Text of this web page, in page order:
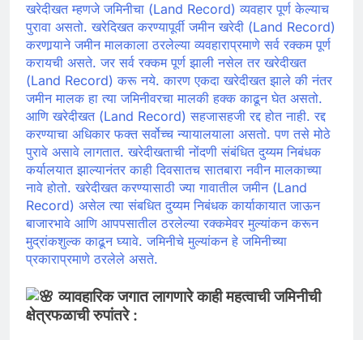
खरेदीखत म्हणजे जमिनीचा (Land Record) व्यवहार पूर्ण केल्याच
पुरावा असतो. खरेदिखत करण्यापूर्वी जमीन खरेदी (Land Record)
करणार्याने जमीन मालकाला ठरलेल्या व्यवहाराप्रमाणे सर्व रक्कम पूर्ण
करायची असते. जर सर्व रक्कम पूर्ण झाली नसेल तर खरेदीखत
(Land Record) करू नये. कारण एकदा खरेदीखत झाले की नंतर
जमीन मालक हा त्या जमिनीवरचा मालकी हक्क काढून घेत असतो.
आणि खरेदीखत (Land Record) सहजासहजी रद्द होत नाही. रद्द
करण्याचा अधिकार फक्त सर्वोच्च न्यायालयाला असतो. पण तसे मोठे
पुरावे असावे लागतात. खरेदीखताची नोंदणी संबंधित दुय्यम निबंधक
कर्यालयात झाल्यानंतर काही दिवसातच सातबारा नवीन मालकाच्या
नावे होतो. खरेदीखत करण्यासाठी ज्या गावातील जमीन (Land
Record) असेल त्या संबधित दुय्यम निबंधक कार्याकायात जाऊन
बाजारभावे आणि आपपसातील ठरलेल्या रक्कमेवर मुल्यांकन करून
मुद्रांकशुल्क काढून घ्यावे. जमिनीचे मुल्यांकन हे जमिनीच्या
प्रकाराप्रमाणे ठरलेले असते.
व्यावहारिक जगात लागणारे काही महत्वाची जमिनीची
क्षेत्रफळाची रुपांतरे :